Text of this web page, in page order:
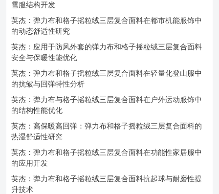
雪服结构开发
英杰：弹力布和格子摇粒绒三层复合面料在都市机能服饰中
的动态舒适性研究
英杰：应用于防风外套的弹力布和格子摇粒绒三层复合面料
安全与保暖性能优化
英杰：弹力布和格子摇粒绒三层复合面料在轻量化登山服中
的抗皱与回弹特性分析
英杰：弹力布与格子摇粒绒三层复合面料在户外运动服饰中
的结构性能优化
英杰：高保暖高回弹：弹力布和格子摇粒绒三层复合面料的
热湿舒适性研究
英杰：弹力布和格子摇粒绒三层复合面料在功能性家居服中
的应用开发
英杰：弹力布和格子摇粒绒三层复合面料抗起球与耐磨性提
升技术